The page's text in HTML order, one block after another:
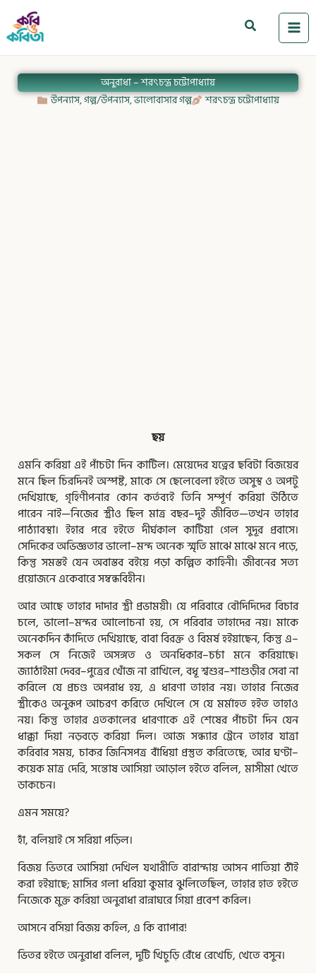
content
Search
অনুরাধা – শরৎচন্দ্র চট্টোপাধ্যায়
উপন্যাস,গল্প/উপন্যাস,ভালোবাসার গল্প শরৎচন্দ্র চট্টোপাধ্যায়
ছয়
এমনি করিয়া এই পাঁচটা দিন কাটিল। মেয়েদের যত্নের ছবিটা বিজয়ের
মনে ছিল চিরদিনই অস্পষ্ট, মাকে সে ছেলেবেলা হইতে অসুস্থ ও অপটু
দেখিয়াছে, গৃহিণীপনার কোন কর্তব্যই তিনি সম্পূর্ণ করিয়া উঠিতে
পারেন নাই—নিজের স্ত্রীও ছিল মাত্র বছর–দুই জীবিত—তখন তাহার
পাঠ্যাবস্থা। ইহার পরে হইতে দীর্ঘকাল কাটিয়া গেল সুদূর প্রবাসে।
সেদিকের অভিজ্ঞতার ভালো–মন্দ অনেক স্মৃতি মাঝে মাঝে মনে পড়ে,
কিন্তু সমস্তই যেন অবাস্তব বইয়ে পড়া কল্পিত কাহিনী। জীবনের সত্য
প্রয়োজনে একেবারে সম্বন্ধবিহীন।
আর আছে তাহার দাদার স্ত্রী প্রভাময়ী। যে পরিবারে বৌদিদিদের বিচার
চলে, ভালো–মন্দর আলোচনা হয়, সে পরিবার তাহাদের নয়। মাকে
অনেকদিন কাঁদিতে দেখিয়াছে, বাবা বিরক্ত ও বিমর্ষ হইয়াছেন, কিন্তু এ–
সকল সে নিজেই অসঙ্গত ও অনধিকার–চর্চা মনে করিয়াছে।
জ্যাঠাইমা দেবর–পুত্রের খোঁজ না রাখিলে, বধূ শ্বশুর–শাশুড়ীর সেবা না
করিলে যে প্রচণ্ড অপরাধ হয়, এ ধারণা তাহার নয়। তাহার নিজের
স্ত্রীকেও অনুরূপ আচরণ করিতে দেখিলে সে যে মর্মাহত হইত তাহাও
নয়। কিন্তু তাহার এতকালের ধারণাকে এই শেষের পাঁচটা দিন যেন
ধাক্কা দিয়া নড়বড়ে করিয়া দিল। আজ সন্ধ্যার ট্রেনে তাহার যাত্রা
করিবার সময়, চাকর জিনিসপত্র বাঁধিয়া প্রস্তুত করিতেছে, আর ঘণ্টা–
কয়েক মাত্র দেরি, সন্তোষ আসিয়া আড়াল হইতে বলিল, মাসীমা খেতে
ডাকচেন।
এমন সময়ে?
হাঁ, বলিয়াই সে সরিয়া পড়িল।
বিজয় ভিতরে আসিয়া দেখিল যথারীতি বারান্দায় আসন পাতিয়া ঠাঁই
করা হইয়াছে; মাসির গলা ধরিয়া কুমার ঝুলিতেছিল, তাহার হাত হইতে
নিজেকে মুক্ত করিয়া অনুরাধা রান্নাঘরে গিয়া প্রবেশ করিল।
আসনে বসিয়া বিজয় কহিল, এ কি ব্যাপার!
ভিতর হইতে অনুরাধা বলিল, দুটি খিচুড়ি রেঁধে রেখেচি, খেতে বসুন।
,,
Page
,,,,